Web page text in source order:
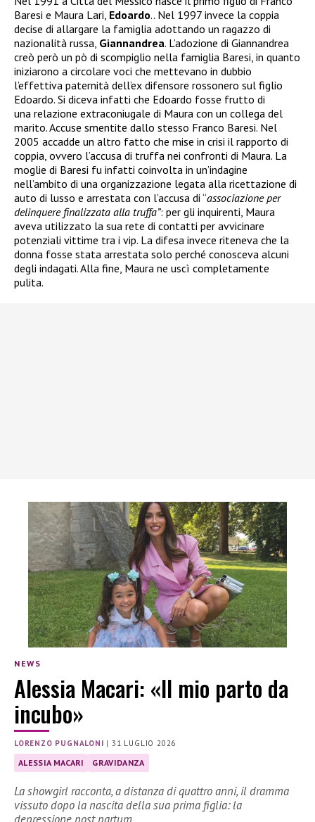
Baresi e Maura Lari, Edoardo.. Nel 1997 invece la coppia
decise di allargare la famiglia adottando un ragazzo di
nazionalità russa, Giannandrea. L’adozione di Giannandrea
creò però un pò di scompiglio nella famiglia Baresi, in quanto
iniziarono a circolare voci che mettevano in dubbio
l’effettiva paternità dell’ex difensore rossonero sul figlio
Edoardo. Si diceva infatti che Edoardo fosse frutto di
una relazione extraconiugale di Maura con un collega del
marito. Accuse smentite dallo stesso Franco Baresi. Nel
2005 accadde un altro fatto che mise in crisi il rapporto di
coppia, ovvero l’accusa di truffa nei confronti di Maura. La
moglie di Baresi fu infatti coinvolta in un’indagine
nell’ambito di una organizzazione legata alla ricettazione di
auto di lusso e arrestata con l’accusa di “associazione per
delinquere finalizzata alla truffa”: per gli inquirenti, Maura
aveva utilizzato la sua rete di contatti per avvicinare
potenziali vittime tra i vip. La difesa invece riteneva che la
donna fosse stata arrestata solo perché conosceva alcuni
degli indagati. Alla fine, Maura ne uscì completamente
pulita.
NEWS
Alessia Macari: «Il mio parto da
incubo»
LORENZO PUGNALONI |31 LUGLIO 2026
ALESSIA MACARI GRAVIDANZA
La showgirl racconta, a distanza di quattro anni, il dramma
vissuto dopo la nascita della sua prima figlia: la